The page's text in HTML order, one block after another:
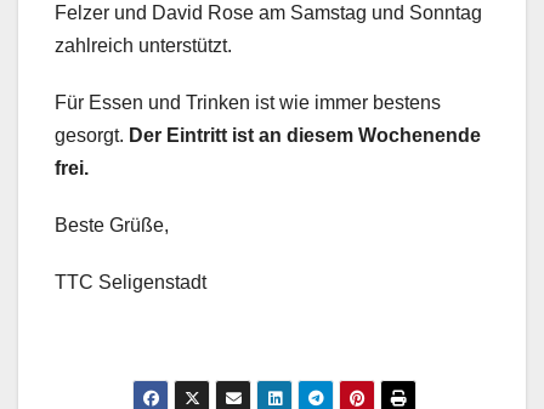
Felzer und David Rose am Samstag und Sonntag
zahlreich unterstützt.
Für Essen und Trinken ist wie immer bestens
gesorgt. Der Eintritt ist an diesem Wochenende
frei.
Beste Grüße,
TTC Seligenstadt